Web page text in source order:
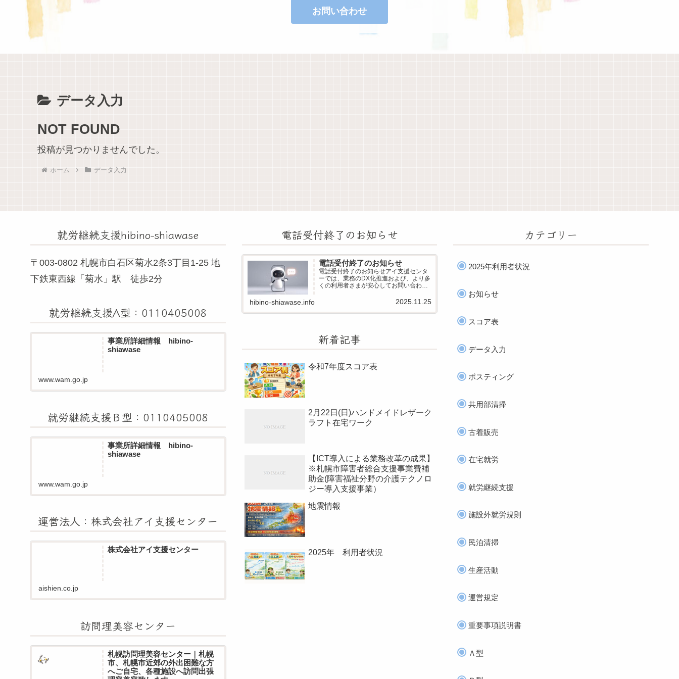
お問い合わせ
データ入力
NOT FOUND
投稿が見つかりませんでした。
ホーム データ入力
就労継続支援hibino-shiawase
〒003-0802 札幌市白石区菊水2条3丁目1-25 地
下鉄東西線「菊水」駅 徒歩2分
就労継続支援A型：0110405008
事業所詳細情報 hibino-
shiawase
www.wam.go.jp
就労継続支援Ｂ型：0110405008
事業所詳細情報 hibino-
shiawase
www.wam.go.jp
運営法人：株式会社アイ支援センター
株式会社アイ支援センター
aishien.co.jp
訪問理美容センター
札幌訪問理美容センター｜札幌
市、札幌市近郊の外出困難な方
へご自宅、各種施設へ訪問出張
電話受付終了のお知らせ
電話受付終了のお知らせ
電話受付終了のお知らせアイ支援センタ
ーでは、業務のDX化推進および、より多
くの利用者さまが安心してお問い合わせ
受付を終了し、AIによる受電システムへ
移行いたしました。当センターには「電
話が苦手」「文字でや...
hibino-shiawase.info 2025.11.25
新着記事
令和7年度スコア表
2月22日(日)ハンドメイドレザーク
ラフト在宅ワーク
【ICT導入による業務改革の成果】
※札幌市障害者総合支援事業費補
助金(障害福祉分野の介護テクノロ
ジー導入支援事業）
地震情報
2025年 利用者状況
カテゴリー
2025年利用者状況
お知らせ
スコア表
データ入力
ポスティング
共用部清掃
古着販売
在宅就労
就労継続支援
施設外就労規則
民泊清掃
生産活動
運営規定
重要事項説明書
Ａ型